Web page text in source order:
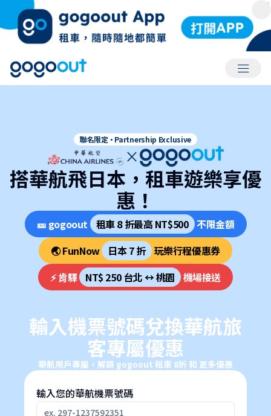
會員選
聯名限定·Partnership Exclusive
×
搭華航飛日本，租車遊樂享優
惠！
🎫 gogoout 租車 8 折最高 NT$500 不限金額
🌏 FunNow 日本 7 折 玩樂行程優惠券
⚡ 肯驛 NT$ 250 台北 ↔ 桃園 機場接送
輸入機票號碼兌換華航旅
客專屬優惠
華航用戶專屬，解鎖 gogoout 租車 8折 和 更多優惠
輸入您的華航機票號碼